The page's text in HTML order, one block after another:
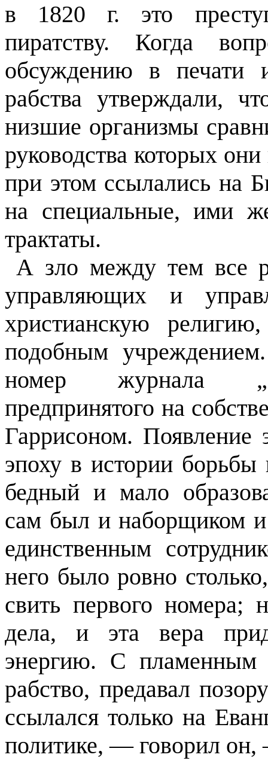
в 1820 г. это
пиратству. Когда
обсуждению в печати
рабства утверждали,
низшие организмы
руководства которых
при этом ссылались на
на специальные, ими
трактаты.
А зло между тем все
управляющих и
христианскую
подобным
номер журнала
предпринятого на
Гаррисоном. Появление
эпоху в истории борьбы
бедный и мало
сам был и наборщиком и
единственным
него было ровно
свить первого номера;
дела, и эта вера
энергию. С пламенным
рабство, предавал
ссылался только на
политике, — говорил